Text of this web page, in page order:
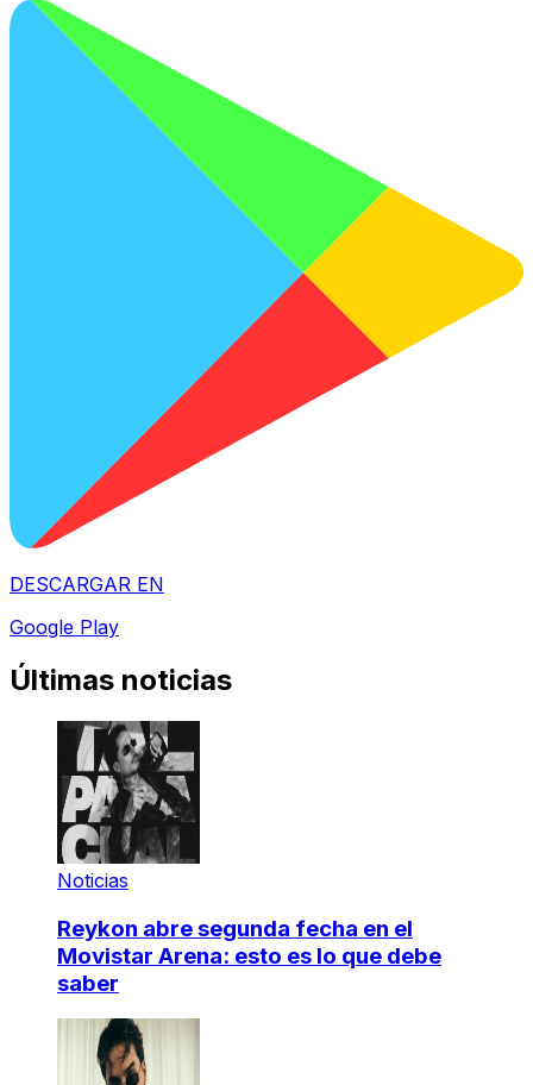
DESCARGAR EN
Google Play
Últimas noticias
Noticias
Reykon abre segunda fecha en el
Movistar Arena: esto es lo que debe
saber